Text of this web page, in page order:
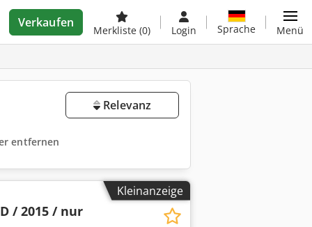
Verkaufen
Merkliste (0) Login Sprache Menü
Relevanz
entfernen
Kleinanzeige
/ 2015 / nur